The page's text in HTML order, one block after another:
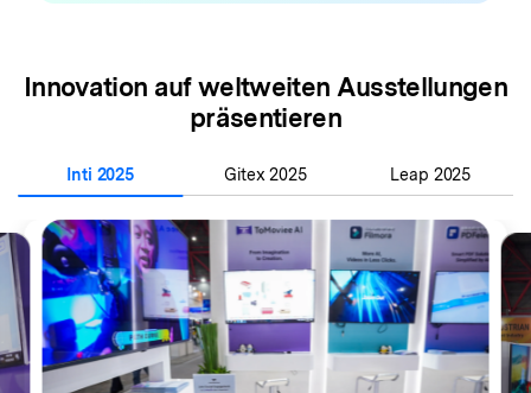
Innovation auf weltweiten Ausstellungen
präsentieren
Inti 2025 Gitex 2025 Leap 2025